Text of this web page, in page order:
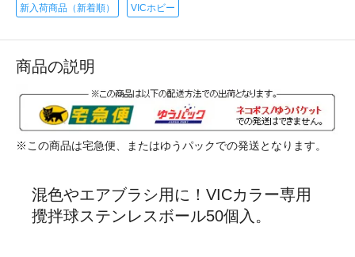
新入荷商品（新着順） VICホビー
商品の説明
※この商品は宅急便、またはゆうパックでの発送となります。
混色やエアブラシ用に！VICカラー専用
攪拌球ステンレスボール50個入。